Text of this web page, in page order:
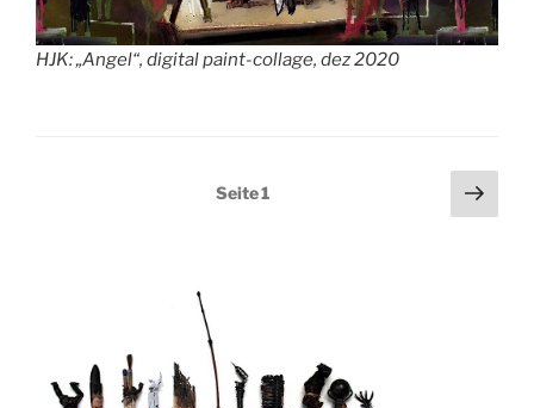
HJK: „Angel“, digital paint-collage, dez 2020
Seitennummerierung
Seite1